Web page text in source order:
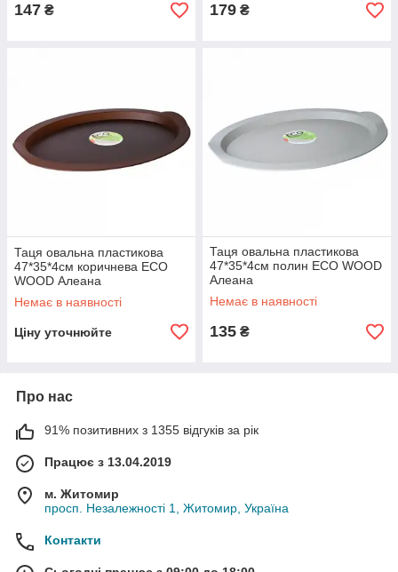
147 ₴ 179 ₴
Таця овальна пластикова
47*35*4см коричнева ECO
WOOD Алеана
Немає в наявності
Ціну уточнюйте
Таця овальна пластикова
47*35*4см полин ECO WOOD
Алеана
Немає в наявності
135 ₴
Про нас
91% позитивних з 1355 відгуків за рік
Працює з 13.04.2019
м. Житомир
просп. Незалежності 1, Житомир, Україна
Контакти